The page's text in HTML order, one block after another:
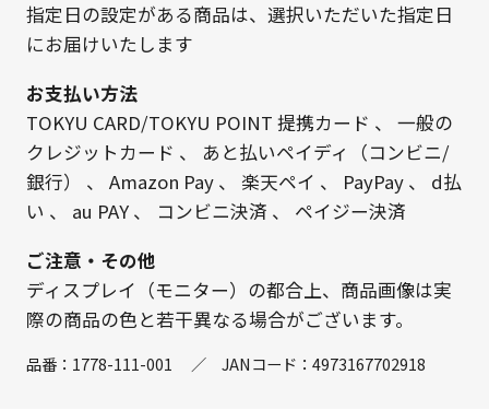
指定日の設定がある商品は、選択いただいた指定日
にお届けいたします
お支払い方法
TOKYU CARD/TOKYU POINT 提携カード 、 一般の
クレジットカード 、 あと払いペイディ（コンビニ/
銀行）
、 Amazon Pay、 楽天ペイ 、 PayPay、 d払
い 、 au PAY、 コンビニ決済 、 ペイジー決済
ご注意・その他
ディスプレイ（モニター）の都合上、商品画像は実
際の商品の色と若干異なる場合がございます。
品番： 1778-111-001 ／ JANコード： 4973167702918